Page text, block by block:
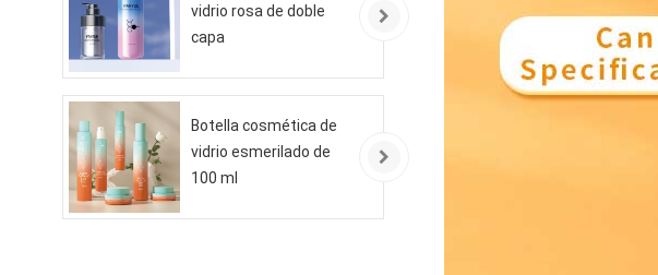
vidrio rosa de doble
capa
Botella cosmética de
vidrio esmerilado de
100 ml